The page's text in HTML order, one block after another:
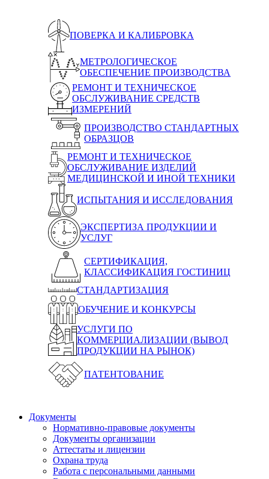
ПОВЕРКА И КАЛИБРОВКА
МЕТРОЛОГИЧЕСКОЕ
ОБЕСПЕЧЕНИЕ ПРОИЗВОДСТВА
РЕМОНТ И ТЕХНИЧЕСКОЕ
ОБСЛУЖИВАНИЕ СРЕДСТВ
ИЗМЕРЕНИЙ
ПРОИЗВОДСТВО СТАНДАРТНЫХ
ОБРАЗЦОВ
РЕМОНТ И ТЕХНИЧЕСКОЕ
ОБСЛУЖИВАНИЕ ИЗДЕЛИЙ
МЕДИЦИНСКОЙ И ИНОЙ ТЕХНИКИ
ИСПЫТАНИЯ И ИССЛЕДОВАНИЯ
ЭКСПЕРТИЗА ПРОДУКЦИИ И
УСЛУГ
СЕРТИФИКАЦИЯ,
КЛАССИФИКАЦИЯ ГОСТИНИЦ
СТАНДАРТИЗАЦИЯ
ОБУЧЕНИЕ И КОНКУРСЫ
УСЛУГИ ПО
КОММЕРЦИАЛИЗАЦИИ (ВЫВОД
ПРОДУКЦИИ НА РЫНОК)
ПАТЕНТОВАНИЕ
Документы
Нормативно-правовые документы
Документы организации
Аттестаты и лицензии
Охрана труда
Работа с персональными данными